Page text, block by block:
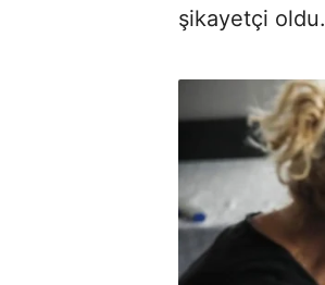
şikayetçi oldu.